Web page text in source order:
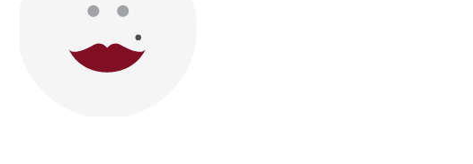
Wat is de privacyverklaring van HuurwoningAmersfoort?
Berekent HuurwoningAmersfoort
makelaarsvergoeding/bemiddelingsvergoeding?